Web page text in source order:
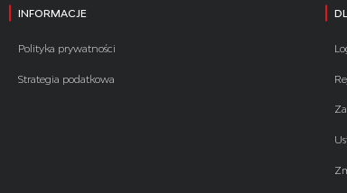
INFORMACJE
Polityka prywatności
Strategia podatkowa